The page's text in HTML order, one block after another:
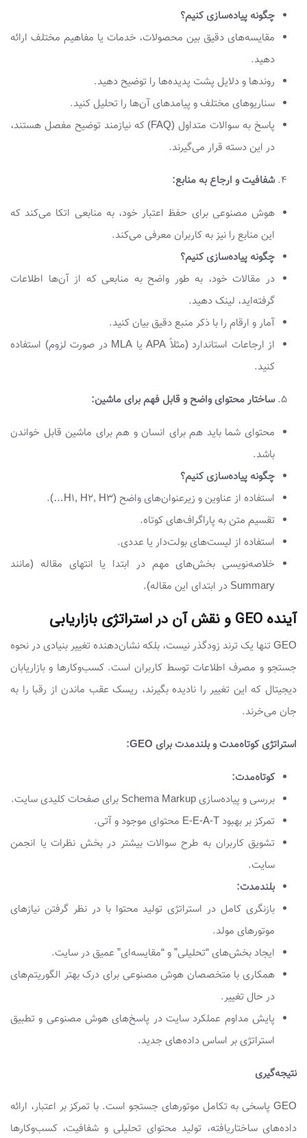
چگونه پیاده‌سازی کنیم؟
مقایسه‌های دقیق بین محصولات، خدمات یا مفاهیم مختلف ارائه
دهید.
روندها و دلایل پشت پدیده‌ها را توضیح دهید.
سناریوهای مختلف و پیامدهای آن‌ها را تحلیل کنید.
پاسخ به سوالات متداول (FAQ) که نیازمند توضیح مفصل هستند،
در این دسته قرار می‌گیرند.
شفافیت و ارجاع به منابع:
هوش مصنوعی برای حفظ اعتبار خود، به منابعی اتکا می‌کند که
این منابع را نیز به کاربران معرفی می‌کند.
چگونه پیاده‌سازی کنیم؟
در مقالات خود، به طور واضح به منابعی که از آن‌ها اطلاعات
گرفته‌اید، لینک دهید.
آمار و ارقام را با ذکر منبع دقیق بیان کنید.
از ارجاعات استاندارد (مثلاً APA یا MLA در صورت لزوم) استفاده
کنید.
ساختار محتوای واضح و قابل فهم برای ماشین:
محتوای شما باید هم برای انسان و هم برای ماشین قابل خواندن
باشد.
چگونه پیاده‌سازی کنیم؟
استفاده از عناوین و زیرعنوان‌های واضح (H1, H2, H3…).
تقسیم متن به پاراگراف‌های کوتاه.
استفاده از لیست‌های بولت‌دار یا عددی.
خلاصه‌نویسی بخش‌های مهم در ابتدا یا انتهای مقاله (مانند
Summary در ابتدای این مقاله).
آینده GEO و نقش آن در استراتژی بازاریابی
GEO تنها یک ترند زودگذر نیست، بلکه نشان‌دهنده تغییر بنیادی در نحوه
جستجو و مصرف اطلاعات توسط کاربران است. کسب‌وکارها و بازاریابان
دیجیتال که این تغییر را نادیده بگیرند، ریسک عقب ماندن از رقبا را به
جان می‌خرند.
استراتژی کوتاه‌مدت و بلندمدت برای GEO:
کوتاه‌مدت:
بررسی و پیاده‌سازی Schema Markup برای صفحات کلیدی سایت.
تمرکز بر بهبود E-E-A-T محتوای موجود و آتی.
تشویق کاربران به طرح سوالات بیشتر در بخش نظرات یا انجمن
سایت.
بلندمدت:
بازنگری کامل در استراتژی تولید محتوا با در نظر گرفتن نیازهای
موتورهای مولد.
ایجاد بخش‌های “تحلیلی” و “مقایسه‌ای” عمیق در سایت.
همکاری با متخصصان هوش مصنوعی برای درک بهتر الگوریتم‌های
در حال تغییر.
پایش مداوم عملکرد سایت در پاسخ‌های هوش مصنوعی و تطبیق
استراتژی بر اساس داده‌های جدید.
نتیجه‌گیری
GEO پاسخی به تکامل موتورهای جستجو است. با تمرکز بر اعتبار، ارائه
داده‌های ساختاریافته، تولید محتوای تحلیلی و شفافیت، کسب‌وکارها